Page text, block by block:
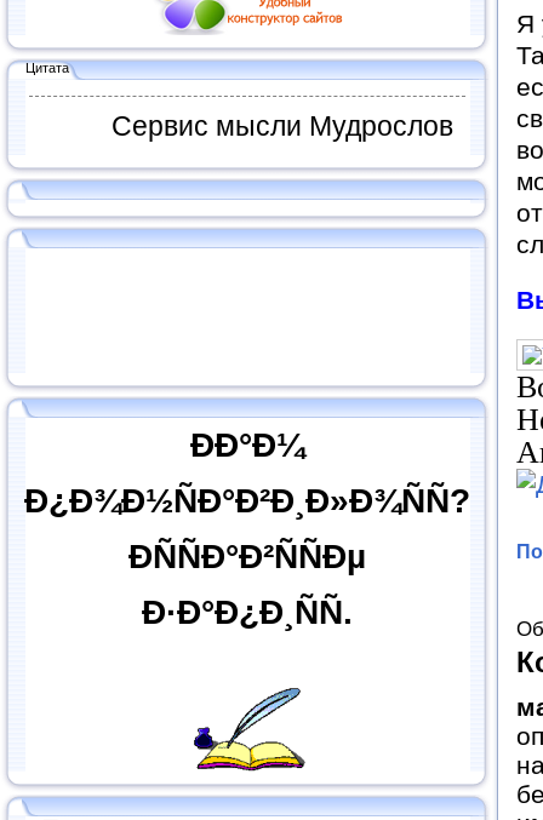
Цитата
Сервис мысли Мудрослов
ÐÐ°Ð¼
Ð¿Ð¾Ð½ÑÐ°Ð²Ð¸Ð»Ð¾ÑÑ?
ÐÑÑÐ°Ð²ÑÑÐµ
Ð·Ð°Ð¿Ð¸ÑÑ.
Я